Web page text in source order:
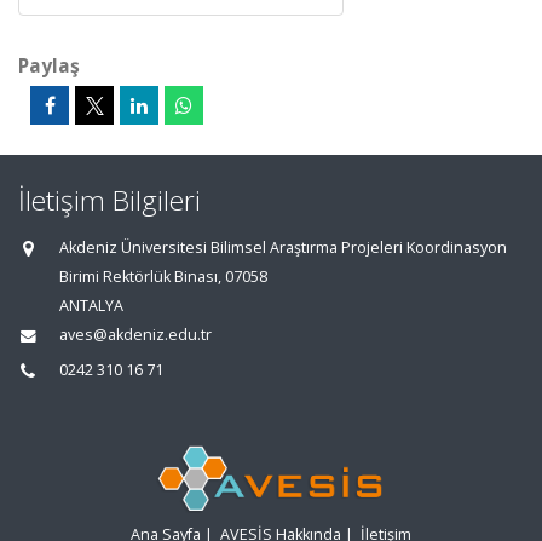
Paylaş
İletişim Bilgileri
Akdeniz Üniversitesi Bilimsel Araştırma Projeleri Koordinasyon
Birimi Rektörlük Binası, 07058
ANTALYA
aves@akdeniz.edu.tr
0242 310 16 71
Ana Sayfa | AVESİS Hakkında | İletişim